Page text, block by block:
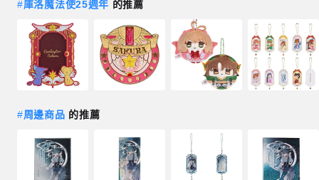
#庫洛魔法使25週年 的推薦
#周邊商品 的推薦